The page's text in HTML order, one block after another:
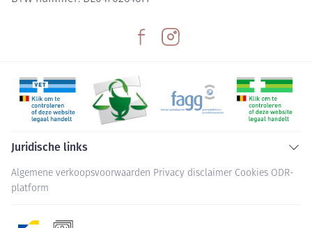
Juridische links
Algemene verkoopsvoorwaarden Privacy disclaimer Cookies ODR-
platform